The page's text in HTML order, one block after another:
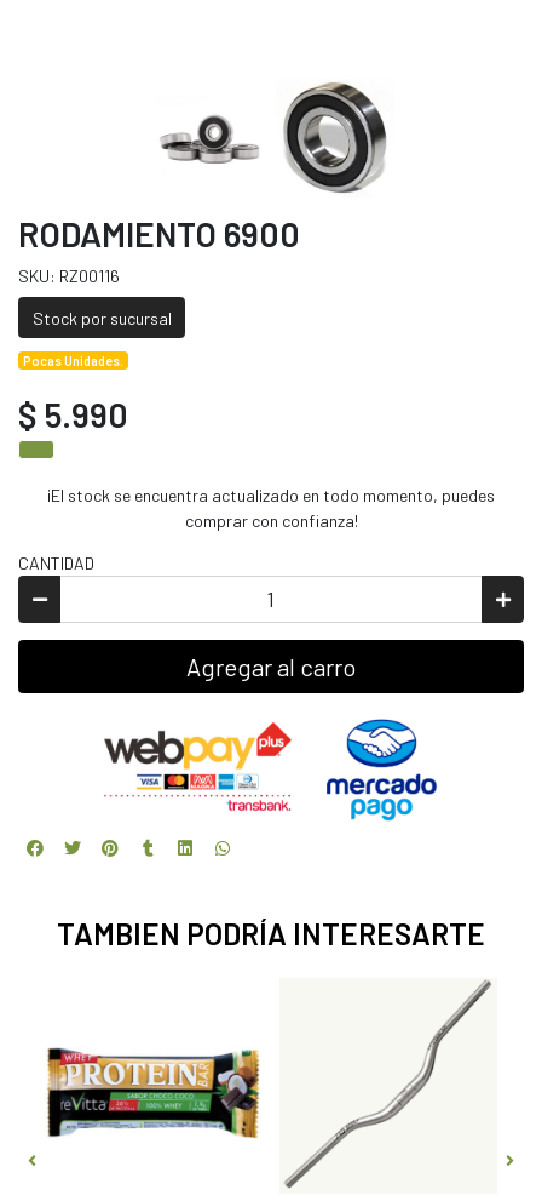
RODAMIENTO 6900
SKU: RZ00116
Stock por sucursal
Pocas Unidades.
$ 5.990
¡El stock se encuentra actualizado en todo momento, puedes
comprar con confianza!
CANTIDAD
Agregar al carro
TAMBIEN PODRÍA INTERESARTE